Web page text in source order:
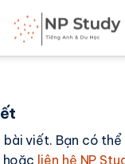
bài viết. Bạn có
hoặc liên hệ NP